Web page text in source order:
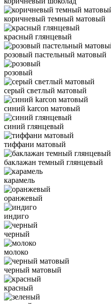
коричневый темный матовый
красный глянцевый
розовый пастельный матовый
розовый
серый светлый матовый
синий karcon матовый
синий глянцевый
тиффани матовый
баклажан темный глянцевый
карамель
оранжевый
индиго
черный
молоко
черный матовый
красный